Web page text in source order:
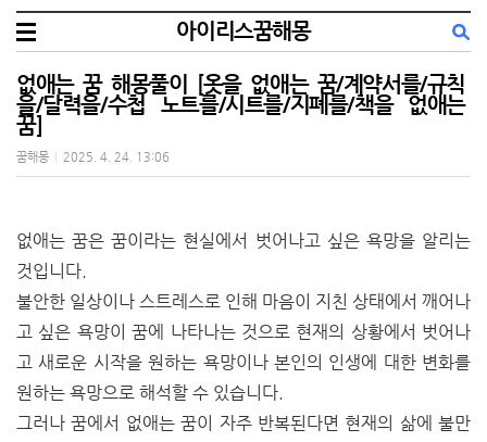
아이리스꿈해몽
없애는 꿈 해몽풀이 [옷을 없애는 꿈/계약서를/규칙
을/달력을/수첩 노트를/시트를/지폐를/책을 없애는
꿈]
꿈해몽 2025. 4. 24. 13:06
없애는 꿈은 꿈이라는 현실에서 벗어나고 싶은 욕망을 알리는
것입니다.
불안한 일상이나 스트레스로 인해 마음이 지친 상태에서 깨어나
고 싶은 욕망이 꿈에 나타나는 것으로 현재의 상황에서 벗어나
고 새로운 시작을 원하는 욕망이나 본인의 인생에 대한 변화를
원하는 욕망으로 해석할 수 있습니다.
그러나 꿈에서 없애는 꿈이 자주 반복된다면 현재의 삶에 불만